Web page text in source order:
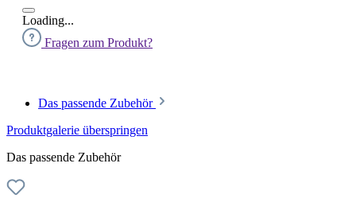
Loading...
Fragen zum Produkt?
Das passende Zubehör
Produktgalerie überspringen
Das passende Zubehör